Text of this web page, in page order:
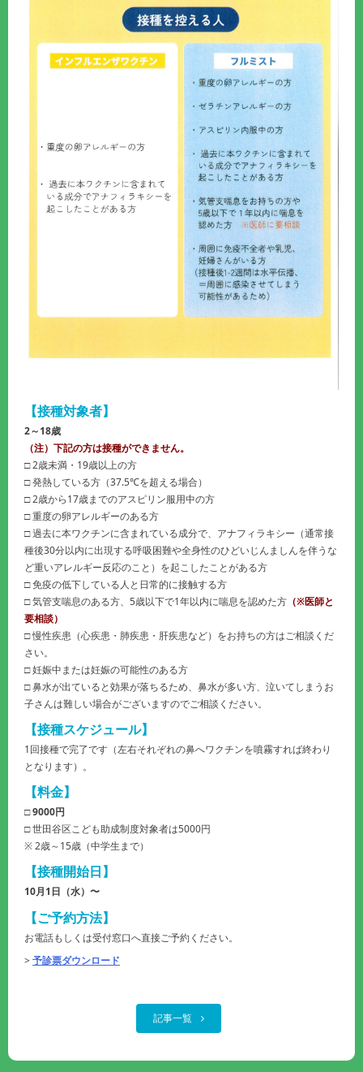
【接種対象者】
2～18歳
（注）下記の方は接種ができません。
□ 2歳未満・19歳以上の方
□ 発熱している方（37.5℃を超える場合）
□ 2歳から17歳までのアスピリン服用中の方
□ 重度の卵アレルギーのある方
□ 過去に本ワクチンに含まれている成分で、アナフィラキシー（通常接
種後30分以内に出現する呼吸困難や全身性のひどいじんましんを伴うな
ど重いアレルギー反応のこと）を起こしたことがある方
□ 免疫の低下している人と日常的に接触する方
□ 気管支喘息のある方、5歳以下で1年以内に喘息を認めた方 （※医師と
要相談）
□ 慢性疾患（心疾患・肺疾患・肝疾患など）をお持ちの方はご相談くだ
さい。
□ 妊娠中または妊娠の可能性のある方
□ 鼻水が出ていると効果が落ちるため、鼻水が多い方、泣いてしまうお
子さんは難しい場合がございますのでご相談ください。
【接種スケジュール】
1回接種で完了です（左右それぞれの鼻へワクチンを噴霧すれば終わり
となります）。
【料金】
□9000円
□ 世田谷区こども助成制度対象者は5000円
※ 2歳～15歳（中学生まで）
【接種開始日】
10月1日（水）〜
【ご予約方法】
お電話もしくは受付窓口へ直接ご予約ください。
>予診票ダウンロード
記事一覧